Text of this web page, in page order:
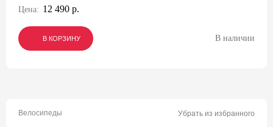
Цена: 12 490 р.
В КОРЗИНУ
В КОРЗИНУ
В КОРЗИНУ В наличии
Велосипеды Убрать из избранного